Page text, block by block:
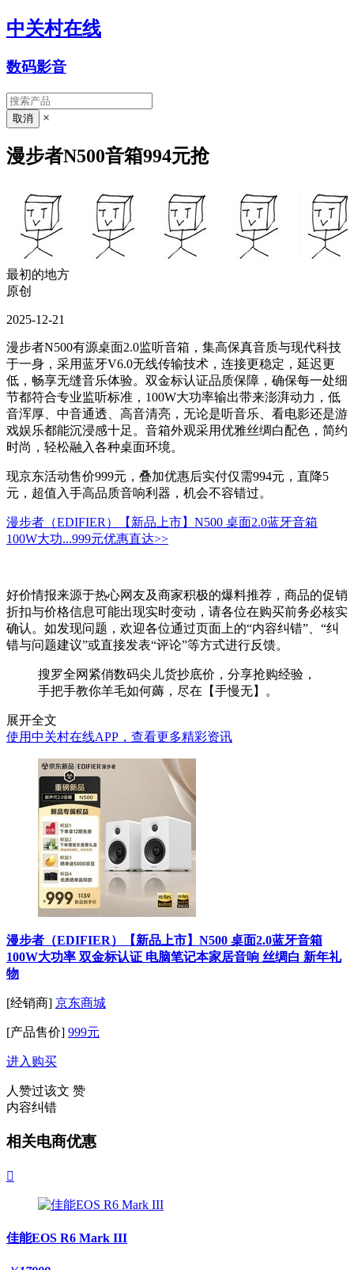
中关村在线
数码影音
×
漫步者N500音箱994元抢
最初的地方
原创
2025-12-21
漫步者N500有源桌面2.0监听音箱，集高保真音质与现代科技
于一身，采用蓝牙V6.0无线传输技术，连接更稳定，延迟更
低，畅享无缝音乐体验。双金标认证品质保障，确保每一处细
节都符合专业监听标准，100W大功率输出带来澎湃动力，低
音浑厚、中音通透、高音清亮，无论是听音乐、看电影还是游
戏娱乐都能沉浸感十足。音箱外观采用优雅丝绸白配色，简约
时尚，轻松融入各种桌面环境。
现京东活动售价999元，叠加优惠后实付仅需994元，直降5
元，超值入手高品质音响利器，机会不容错过。
漫步者（EDIFIER）【新品上市】N500 桌面2.0蓝牙音箱
100W大功...999元优惠直达>>
好价情报来源于热心网友及商家积极的爆料推荐，商品的促销
折扣与价格信息可能出现实时变动，请各位在购买前务必核实
确认。如发现问题，欢迎各位通过页面上的“内容纠错”、“纠
错与问题建议”或直接发表“评论”等方式进行反馈。
搜罗全网紧俏数码尖儿货抄底价，分享抢购经验，
手把手教你羊毛如何薅，尽在【手慢无】。
展开全文
使用中关村在线APP，查看更多精彩资讯
漫步者（EDIFIER）【新品上市】N500 桌面2.0蓝牙音箱
100W大功率 双金标认证 电脑笔记本家居音响 丝绸白 新年礼
物
[经销商] 京东商城
[产品售价] 999元
进入购买
人赞过该文 赞
内容纠错
相关电商优惠

佳能EOS R6 Mark III